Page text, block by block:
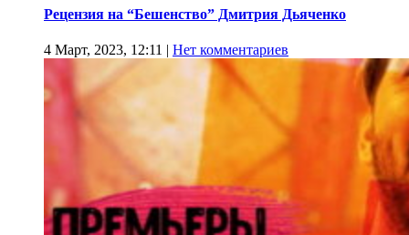
Рецензия на “Бешенство” Дмитрия Дьяченко
4 Март, 2023, 12:11 | Нет комментариев